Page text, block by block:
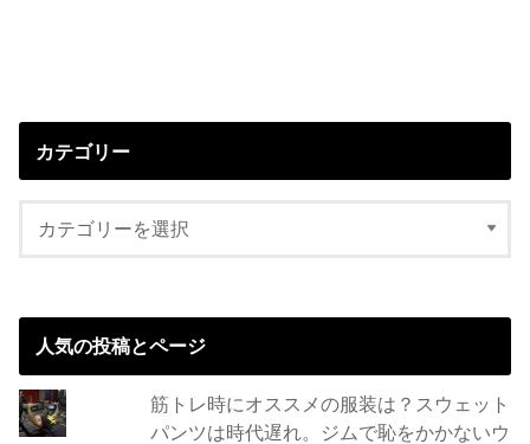
カテゴリー
人気の投稿とページ
筋トレ時にオススメの服装は？スウェット
パンツは時代遅れ。ジムで恥をかかないウ